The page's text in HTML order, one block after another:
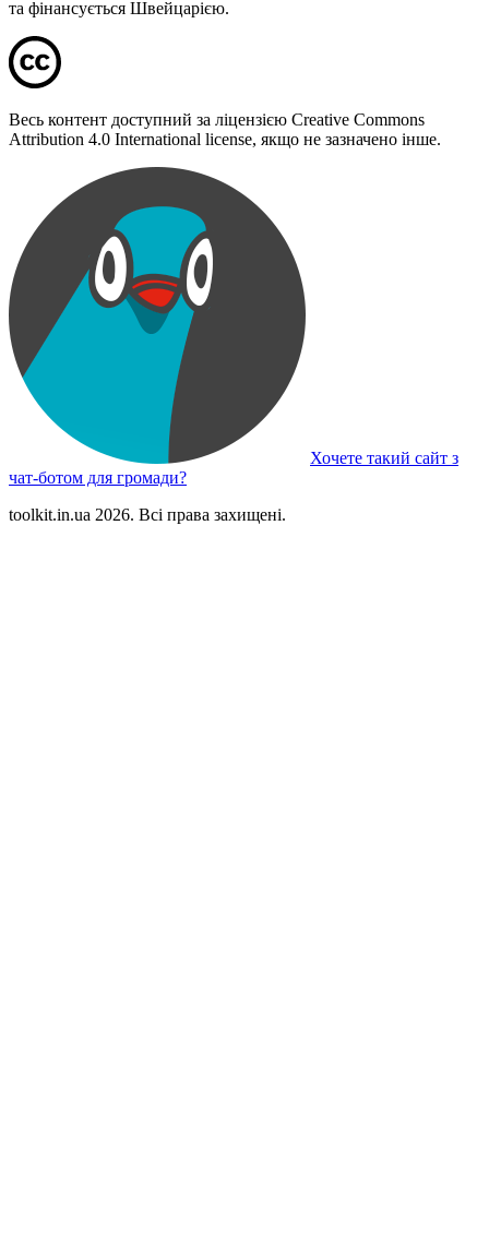
та фінансується Швейцарією.
Весь контент доступний за ліцензією Creative Commons
Attribution 4.0 International license, якщо не зазначено інше.
Хочете такий сайт з
чат-ботом для громади?
toolkit.in.ua 2026. Всі права захищені.